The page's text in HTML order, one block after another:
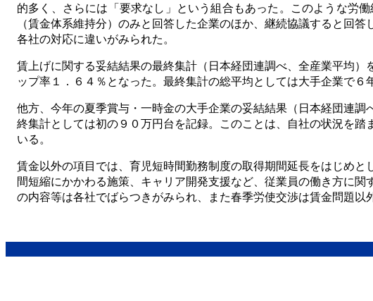
的多く、さらには「要求なし」という組合もあった。このような労
（賃金体系維持分）のみと回答した企業のほか、継続協議すると回
各社の対応に違いがみられた。
賃上げに関する妥結結果の最終集計（日本経団連調べ、全産業平均
ップ率１．６４％となった。最終集計の総平均としては大手企業で
他方、今年の夏季賞与・一時金の大手企業の妥結結果（日本経団連
終集計としては初の９０万円台を記録。このことは、自社の状況を
いる。
賃金以外の項目では、育児短時間勤務制度の取得期間延長をはじめ
間短縮にかかわる施策、キャリア開発支援など、従業員の働き方に
の内容等は各社でばらつきがみられ、また春季労使交渉は賃金問題